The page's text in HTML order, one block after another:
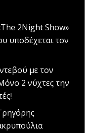
2Night Show»
υποδέχεται τον
με τον
2 νύχτες την